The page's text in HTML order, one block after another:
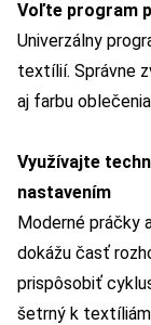
Voľte program
Univerzálny
textílií. Správne
aj farbu
Využívajte
nastavením
Moderné práčky
dokážu časť
prispôsobiť
šetrný k